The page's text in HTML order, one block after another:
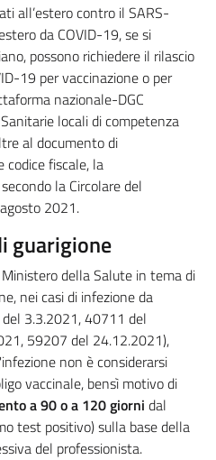
all’estero contro il SARS-
da COVID-19, se si
possono richiedere il rilascio
19 per vaccinazione o per
nazionale-DGC
locali di competenza
al documento di
codice fiscale, la
la Circolare del
2021.
guarigione
della Salute in tema di
nei casi di infezione da
3.3.2021, 40711 del
59207 del 24.12.2021),
non è considerarsi
vaccinale, bensì motivo di
a 90 o a 120 giorni dal
test positivo) sulla base della
del professionista.